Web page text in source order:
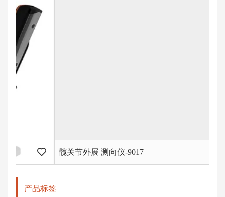
髋关节外展 测向仪-9017
产品标签